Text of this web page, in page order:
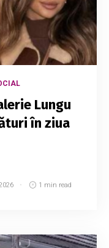
Lungu
în ziua
1 min read